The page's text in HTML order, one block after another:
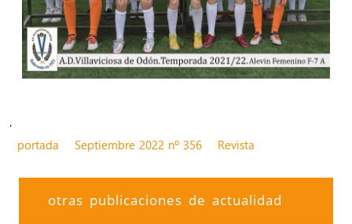
.
portada
Septiembre 2022 nº 356 Revista
otras publicaciones de actualidad